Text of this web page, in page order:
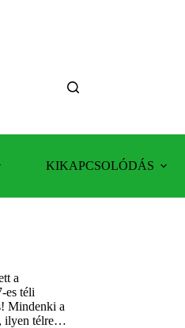
KIKAPCSOLÓDÁS
a
es téli
Mindenki a
ilyen télre…